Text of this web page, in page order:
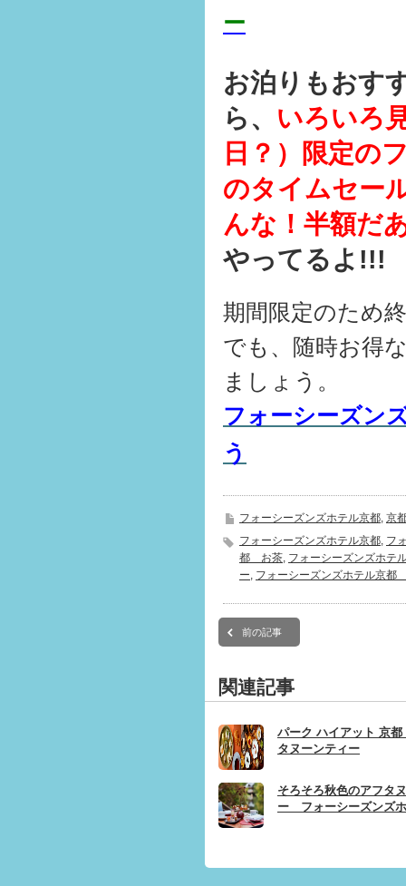
ー
お泊りもおす
ら、 いろいろ
日？）限定の
のタイムセー
んな！半額だ
やってるよ!!!
期間限定のため
でも、随時お得
ましょう。
フォーシーズン
う
フォーシーズンズホテル京都, 京
フォーシーズンズホテル京都, フ
都 お茶, フォーシーズンズホテ
ー, フォーシーズンズホテル京都
前の記事
関連記事
パーク ハイアット 京
タヌーンティー
そろそろ秋色のアフタ
ー フォーシーズンズ